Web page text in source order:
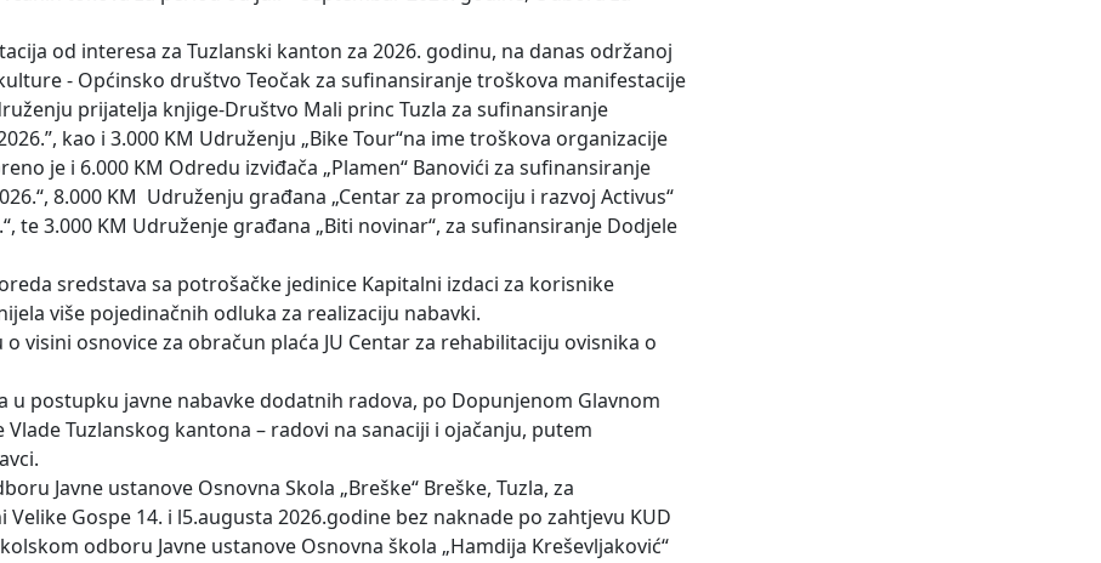
od interesa za Tuzlanski kanton za 2026. godinu, na danas održanoj
- Općinsko društvo Teočak za sufinansiranje troškova manifestacije
prijatelja knjige-Društvo Mali princ Tuzla za sufinansiranje
kao i 3.000 KM Udruženju „Bike Tour“na ime troškova organizacije
je i 6.000 KM Odredu izviđača „Plamen“ Banovići za sufinansiranje
8.000 KM Udruženju građana „Centar za promociju i razvoj Activus“
te 3.000 KM Udruženje građana „Biti novinar“, za sufinansiranje Dodjele
sredstava sa potrošačke jedinice Kapitalni izdaci za korisnike
više pojedinačnih odluka za realizaciju nabavki.
visini osnovice za obračun plaća JU Centar za rehabilitaciju ovisnika o
postupku javne nabavke dodatnih radova, po Dopunjenom Glavnom
Tuzlanskog kantona – radovi na sanaciji i ojačanju, putem
Javne ustanove Osnovna Skola „Breške“ Breške, Tuzla, za
Gospe 14. i l5.augusta 2026.godine bez naknade po zahtjevu KUD
odboru Javne ustanove Osnovna škola „Hamdija Kreševljaković“